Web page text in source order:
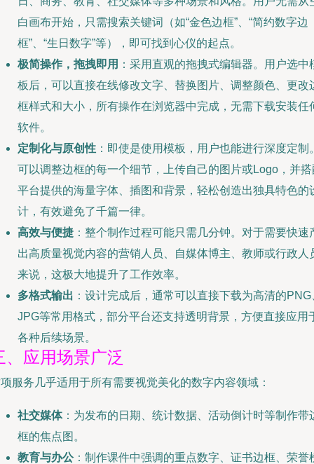
白画布开始，只需搜索关键词（如“金色边框”、“简约数字边
框”、“生日数字”等），即可找到心仪的起点。
极简操作，拖拽即用 ：采用直观的拖拽式编辑器。用户选中
板后，可以直接在线修改文字、替换图片、调整颜色、更改
框样式和大小，所有操作在浏览器中完成，无需下载安装任
软件。
定制化与原创性 ：即使是使用模板，用户也能进行深度定制
可以调整边框的每一个细节，上传自己的图片或Logo，并搭
平台提供的海量字体、插图和背景，轻松创造出独具特色的
计，有效避免了千篇一律。
高效与便捷 ：整个制作过程可能只需几分钟。对于需要快速
出高质量视觉内容的营销人员、自媒体博主、教师或行政人
来说，这极大地提升了工作效率。
多格式输出 ：设计完成后，通常可以直接下载为高清的PNG
JPG等常用格式，部分平台还支持透明背景，方便直接应用
各种后续场景。
、应用场景广泛
服务几乎适用于所有需要视觉美化的数字内容领域：
社交媒体：为发布的日期、统计数据、活动倒计时等制作带
框的焦点图。
教育与办公：制作课件中强调的重点数字、证书边框、荣誉